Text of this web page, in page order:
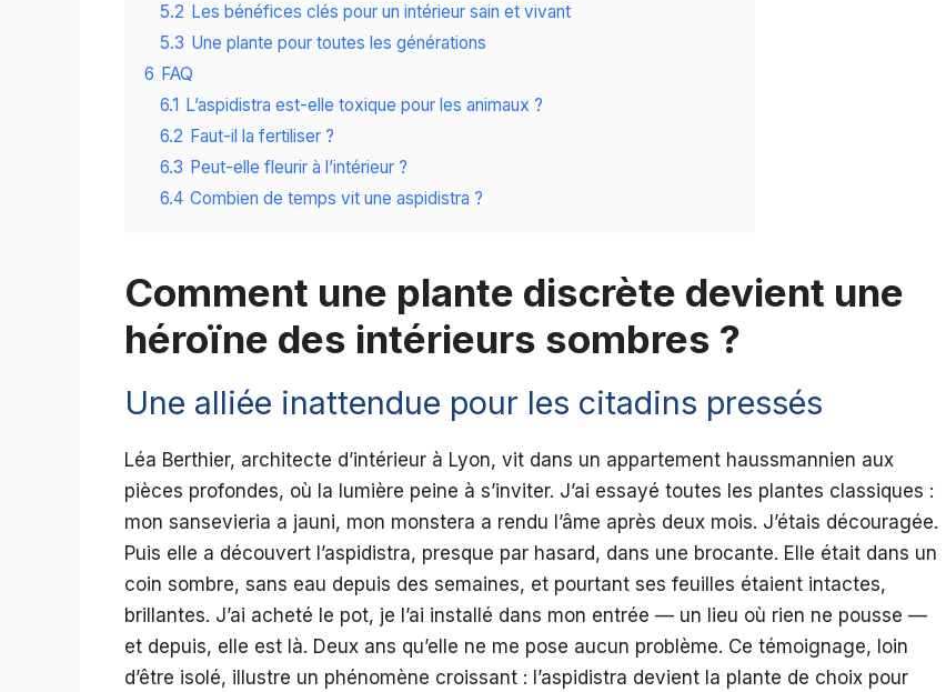
5.2 Les bénéfices clés pour un intérieur sain et vivant
5.3 Une plante pour toutes les générations
6 FAQ
6.1 L’aspidistra est-elle toxique pour les animaux ?
6.2 Faut-il la fertiliser ?
6.3 Peut-elle fleurir à l’intérieur ?
6.4 Combien de temps vit une aspidistra ?
Comment une plante discrète devient une
héroïne des intérieurs sombres ?
Une alliée inattendue pour les citadins pressés
Léa Berthier, architecte d’intérieur à Lyon, vit dans un appartement haussmannien aux
pièces profondes, où la lumière peine à s’inviter. J’ai essayé toutes les plantes classiques :
mon sansevieria a jauni, mon monstera a rendu l’âme après deux mois. J’étais découragée.
Puis elle a découvert l’aspidistra, presque par hasard, dans une brocante. Elle était dans un
coin sombre, sans eau depuis des semaines, et pourtant ses feuilles étaient intactes,
brillantes. J’ai acheté le pot, je l’ai installé dans mon entrée — un lieu où rien ne pousse —
et depuis, elle est là. Deux ans qu’elle ne me pose aucun problème. Ce témoignage, loin
d’être isolé, illustre un phénomène croissant : l’aspidistra devient la plante de choix pour